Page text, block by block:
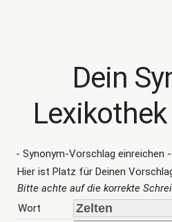
Dein
- Synonym-Vorschlag einreichen -
Hier ist Platz für Deinen
Bitte achte auf die korrekte
Wort